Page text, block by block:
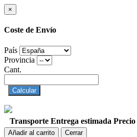
×
Coste de Envío
País
Provincia
Cant.
Calcular
Transporte Entrega estimada Precio
Añadir al carrito Cerrar